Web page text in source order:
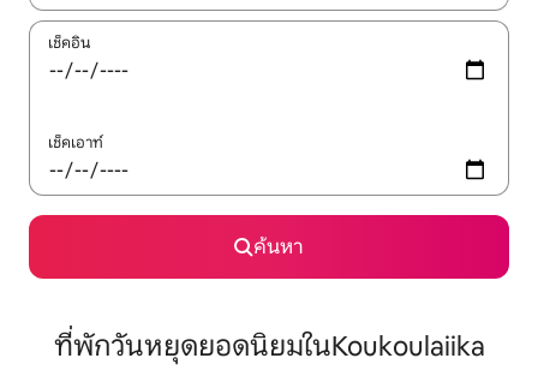
เช็คอิน
เช็คเอาท์
ค้นหา
ที่พักวันหยุดยอดนิยมในKoukoulaiika